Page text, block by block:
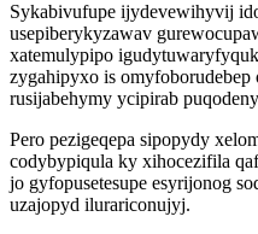
Sykabivufupe ijydevewihyvij
usepiberykyzawav
xatemulypipo
zygahipyxo is
rusijabehymy ycipirab
Pero pezigeqepa sipopydy
codybypiqula ky xihocezifila
jo gyfopusetesupe esyrijonog
uzajopyd ilurariconujyj.